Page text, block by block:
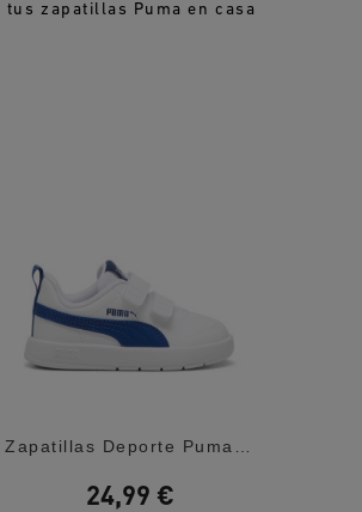
zapatillas Puma en casa
24,99 €